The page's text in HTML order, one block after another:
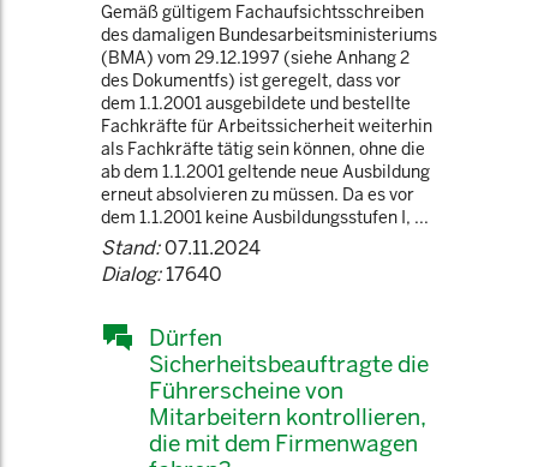
Gemäß gültigem Fachaufsichtsschreiben
des damaligen Bundesarbeitsministeriums
(BMA) vom 29.12.1997 (siehe Anhang 2
des Dokumentfs) ist geregelt, dass vor
dem 1.1.2001 ausgebildete und bestellte
Fachkräfte für Arbeitssicherheit weiterhin
als Fachkräfte tätig sein können, ohne die
ab dem 1.1.2001 geltende neue Ausbildung
erneut absolvieren zu müssen. Da es vor
dem 1.1.2001 keine Ausbildungsstufen I, ...
Stand:07.11.2024
Dialog:17640
Dürfen
Sicherheitsbeauftragte die
Führerscheine von
Mitarbeitern kontrollieren,
die mit dem Firmenwagen